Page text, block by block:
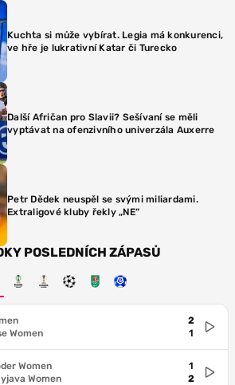
Kuchta si může vybírat. Legia má konkurenci,
ve hře je lukrativní Katar či Turecko
Další Afričan pro Slavii? Sešívaní se měli
vyptávat na ofenzivního univerzála Auxerre
Petr Dědek neuspěl se svými miliardami.
Extraligové kluby řekly „NE“
POSLEDNÍCH ZÁPASŮ
Women
2
1
Women
Women
1
2